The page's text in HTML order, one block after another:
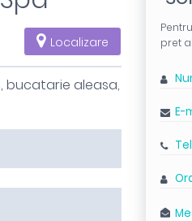
Localizare
bucatarie aleasa,
pret